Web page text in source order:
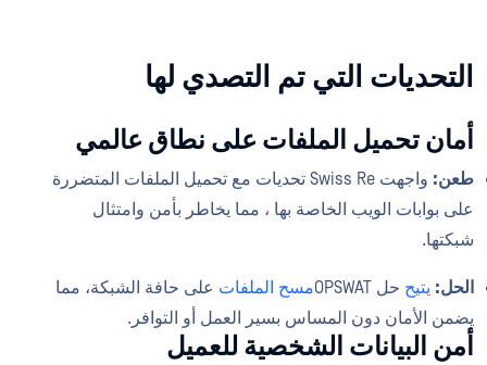
التحديات التي تم التصدي لها
أمان تحميل الملفات على نطاق عالمي
طعن:
واجهت Swiss Re تحديات مع تحميل الملفات المتضررة
على بوابات الويب الخاصة بها ، مما يخاطر بأمن وامتثال
شبكتها.
الحل: يتيح حل OPSWAT مسح الملفات على حافة الشبكة، مما
يضمن الأمان دون المساس بسير العمل أو التوافر.
أمن البيانات الشخصية للعميل